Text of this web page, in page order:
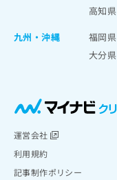
高知県
九州・沖縄
福岡県
大分県
運営会社
利用規約
記事制作ポリシー